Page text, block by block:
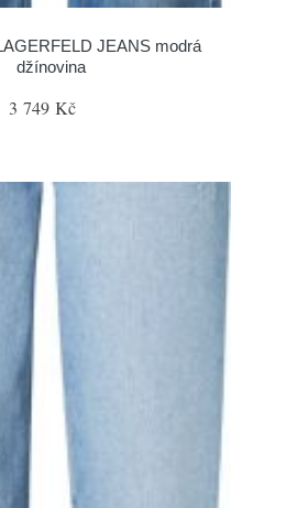
JEANS modrá
džínovina
3 749 Kč